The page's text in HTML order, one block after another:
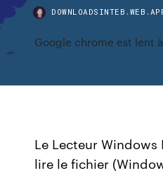
Google chrome est lent
Le Lecteur
lire le fichier